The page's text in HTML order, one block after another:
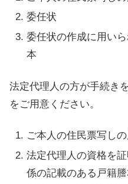
委任状
委任状の作成に用い
本
法定代理人の方が手続き
をご用意ください。
ご本人の住民票写し
法定代理人の資格を
係の記載のある戸籍